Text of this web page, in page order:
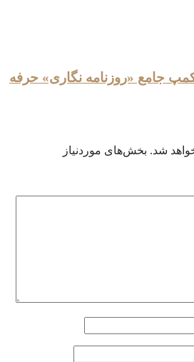
جامع «روزنامه نگاری» حرفه
شد. بخش‌های موردنیاز